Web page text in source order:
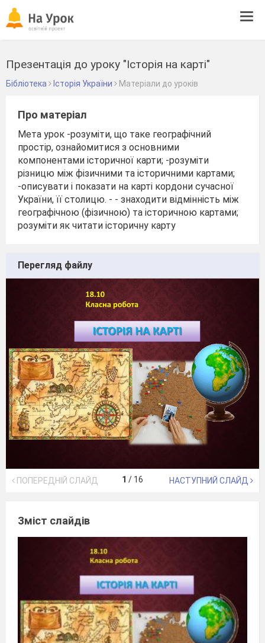
Презентація до уроку "Історія на карті"
Бібліотека Історія України Матеріали до уроків
Про матеріал
Мета урок -розуміти, що таке географічний
простір, ознайомитися з основними
компонентами історичної карти; -розуміти
різницю між фізичними та історичними картами;
-описувати і показати на карті кордони сучасної
України, її столицю. - - знаходити відмінність між
географічною (фізичною) та історичною картами;
розуміти як читати історичну карту
Перегляд файлу
ПОПЕРЕДНІЙ СЛАЙД 1 / 16 НАСТУПНИЙ СЛАЙД
Зміст слайдів